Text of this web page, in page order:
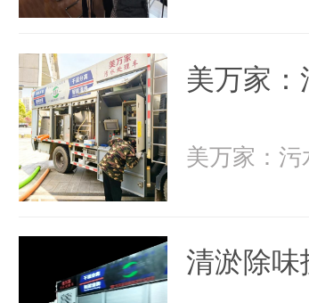
美万家
清淤除